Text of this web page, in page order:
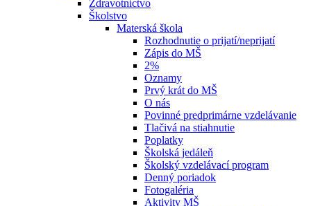
Zdravotníctvo
Školstvo
Materská škola
Rozhodnutie o prijatí/neprijatí
Zápis do MŠ
2%
Oznamy
Prvý krát do MŠ
O nás
Povinné predprimárne vzdelávanie
Tlačivá na stiahnutie
Poplatky
Školská jedáleň
Školský vzdelávací program
Denný poriadok
Fotogaléria
Aktivity MŠ